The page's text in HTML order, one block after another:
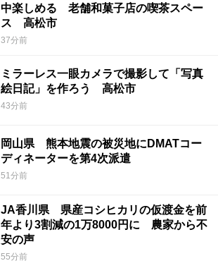
中楽しめる 老舗和菓子店の喫茶スペー
ス 高松市
37分前
ミラーレス一眼カメラで撮影して「写真
絵日記」を作ろう 高松市
43分前
岡山県 熊本地震の被災地にDMATコー
ディネーターを第4次派遣
51分前
JA香川県 県産コシヒカリの仮渡金を前
年より3割減の1万8000円に 農家から不
安の声
55分前